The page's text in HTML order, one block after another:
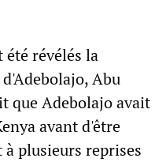
révélés la
Abu
que Adebolajo avait
avant d'être
plusieurs reprises